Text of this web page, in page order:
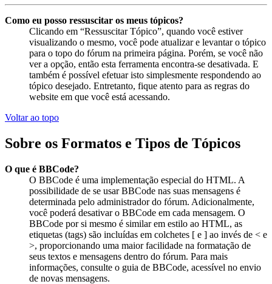
Como eu posso ressuscitar os meus tópicos?
Clicando em “Ressuscitar Tópico”, quando você estiver
visualizando o mesmo, você pode atualizar e levantar o tópico
para o topo do fórum na primeira página. Porém, se você não
ver a opção, então esta ferramenta encontra-se desativada. E
também é possível efetuar isto simplesmente respondendo ao
tópico desejado. Entretanto, fique atento para as regras do
website em que você está acessando.
Voltar ao topo
Sobre os Formatos e Tipos de Tópicos
O que é BBCode?
O BBCode é uma implementação especial do HTML. A
possibilidade de se usar BBCode nas suas mensagens é
determinada pelo administrador do fórum. Adicionalmente,
você poderá desativar o BBCode em cada mensagem. O
BBCode por si mesmo é similar em estilo ao HTML, as
etiquetas (tags) são incluídas em colchetes [ e ] ao invés de < e
>, proporcionando uma maior facilidade na formatação de
seus textos e mensagens dentro do fórum. Para mais
informações, consulte o guia de BBCode, acessível no envio
de novas mensagens.